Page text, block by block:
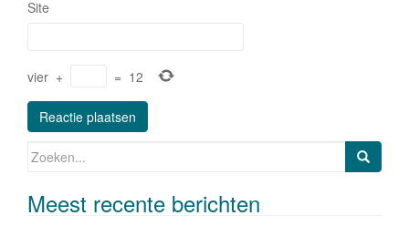
Site
vier + = 12
Zoeken naar:
Meest recente berichten